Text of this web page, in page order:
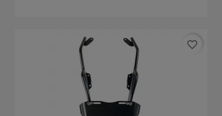
favorite_border